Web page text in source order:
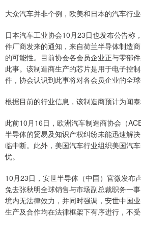
大众汽车并非个例，欧美和日本的汽车行业
日本汽车工业协会10月23日也发布公告称
件厂商发来的通知，来自荷兰半导体制造
的可能性。目前协会各会员企业正与零部
此事。该制造商生产的芯片是用于电子控
件，协会认识到此事将对各会员企业的全球
根据目前的行业信息，该制造商预计为闻泰
此前10月16日，欧洲汽车制造商协会（
半导体的贸易及知识产权纠纷未能迅速解
临中断。此外，美国汽车行业组织美国汽
忧。
10月23日，安世半导体（中国）官微发布
免去张秋明全球销售与市场副总裁职务一
境内无法律效力，并同时强调，安世中国业
生产及合作均在法律框架下有序进行，不受